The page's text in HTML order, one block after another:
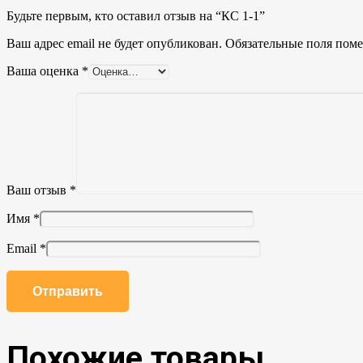
Будьте первым, кто оставил отзыв на “КС 1-1”
Ваш адрес email не будет опубликован. Обязательные поля
Ваша оценка *
Ваш отзыв *
Имя *
Email *